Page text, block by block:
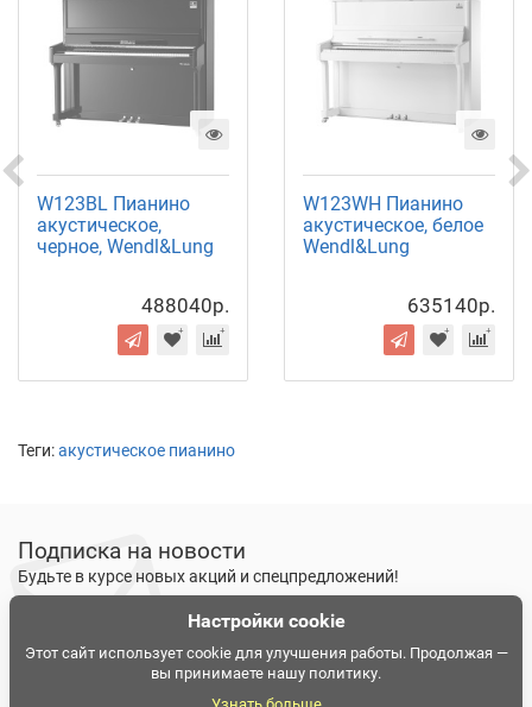
W123BL Пианино
акустическое,
черное, Wendl&Lung
488040р.
W123WH Пианино
акустическое, белое
Wendl&Lung
635140р.
Теги:акустическое пианино
Подписка на новости
Будьте в курсе новых акций и спецпредложений!
Подписаться
Ознакомлен и согласен с условиями политики
конфиденциальности
Настройки cookie
Этот сайт использует cookie для улучшения работы. Продолжая —
вы принимаете нашу политику.